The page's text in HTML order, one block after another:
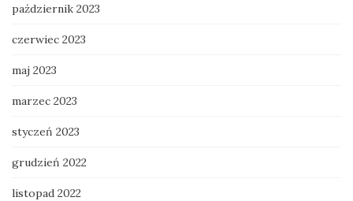
październik 2023
czerwiec 2023
maj 2023
marzec 2023
styczeń 2023
grudzień 2022
listopad 2022